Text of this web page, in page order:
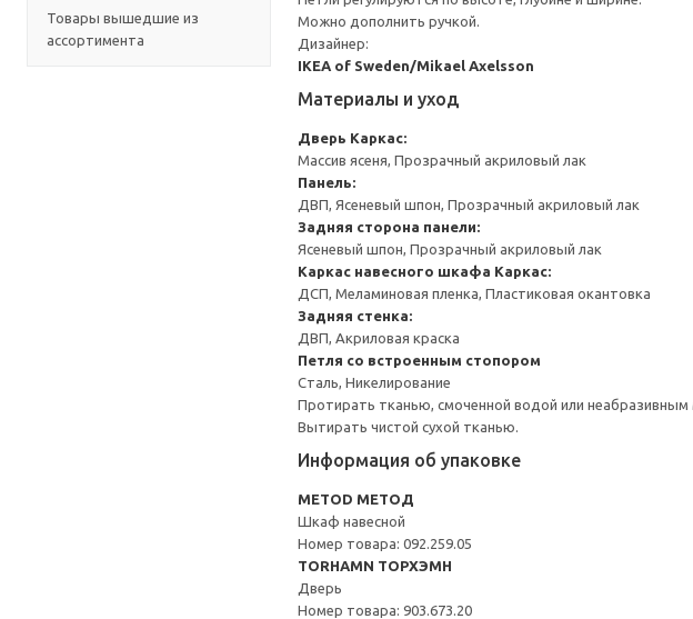
Товары вышедшие из
ассортимента
Можно дополнить ручкой.
Дизайнер:
IKEA of Sweden/Mikael Axelsson
Материалы и уход
Дверь Каркас:
Массив ясеня, Прозрачный акриловый лак
Панель:
ДВП, Ясеневый шпон, Прозрачный акриловый лак
Задняя сторона панели:
Ясеневый шпон, Прозрачный акриловый лак
Каркас навесного шкафа Каркас:
ДСП, Меламиновая пленка, Пластиковая окантовка
Задняя стенка:
ДВП, Акриловая краска
Петля со встроенным стопором
Сталь, Никелирование
Протирать тканью, смоченной водой или
Вытирать чистой сухой тканью.
Информация об упаковке
METOD МЕТОД
Шкаф навесной
Номер товара: 092.259.05
TORHAMN ТОРХЭМН
Дверь
Номер товара: 903.673.20